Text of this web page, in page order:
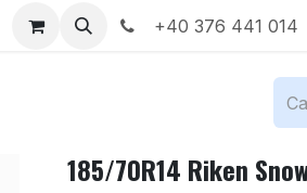
+40 376 441 014
185/70R14 Riken